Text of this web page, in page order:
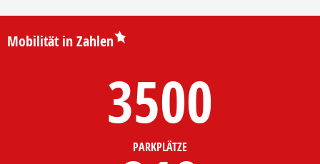
Mobilität in Zahlen
3500
PARKPLÄTZE